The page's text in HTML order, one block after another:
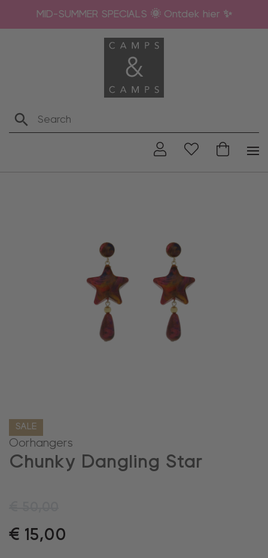
MID-SUMMER SPECIALS 🌞 Ontdek hier ✨
SALE
Oorhangers
Chunky Dangling Star
€ 15,00